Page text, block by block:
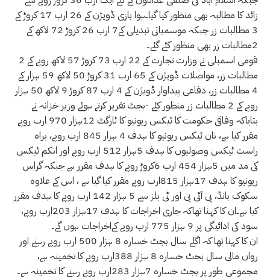
زائد کا مطالبہ بھی منظور کیا گیا۔ہوا بازی ڈویژن کے 26 ارب 17 کروڑ کے
3 مطالبات زر جبکہ موسمیاتی تبدیلی کے7 ارب 26 کروڑ 72 لاکھ کے
2مطالبات زر بھی منظور کئے گئے۔
قومی اسمبلی نے وزارت تجارت کے 22 ارب 73 کروڑ 57 لاکھ روپے کے 2
مطالبات زر، مواصلات ڈویژن کے 65 ارب 31 کروڑ 50 لاکھ 59 ہزار کے
4 مطالبات زر، دفاعی پیداوار ڈویژن کے 4 ارب 87 کروڑ 9 لاکھ 50 ہزار
روپے کے 2 مطالبات زر منظور کئے -بجٹ تقریر کرتے ہوئے وزیر خزانہ نے
بتایاکہ وفاقی حکومت کا ٹیکس ریونیو کا ٹارگٹ 12ہزار 970 ارب روپے
مقرر کیا ہے، نان ٹیکس ریونیو کا ہدف 4 ہزار 845 ارب روپے، براہ
راست ٹیکس وصولیوں کا ہدف 5ہزار 512 ارب روپے اور انکم ٹیکس
کی مد میں 5ہزار 454 ارب 6کروڑ روپے کا ہدف مقرر ہے جبکہ گراس
ریونیو کا ہدف 17ہزار 815ارب روپے مقرر کیا گیا ہے ، اس کے علاوہ
سکوک بانڈ، پی آئی بی اور ٹی بلز سے 5 ہزار 142 ارب روپے کا ہدف مقرر
کیا ہے۔ان کا کہنا تھاکہ جاری اخراجات کا ہدف 17ہزار 203ارب روپے،
سود کی ادائیگی پر 9 ہزار 775 ارب روپے کےاخراجات ہوں گے۔
ان کا کہنا تھا کہ اگلے سال بجٹ خسارہ 8 ہزار 500 ارب روپے رہنے اور
رواں مالی سال بجٹ خسارہ 8 ہزار 388ارب روپے کا تخمینہ ہے،
مجموعی طور پر بجٹ خسارہ 7ہزار 283ارب روپے رہنے کا تخمینہ ہے۔